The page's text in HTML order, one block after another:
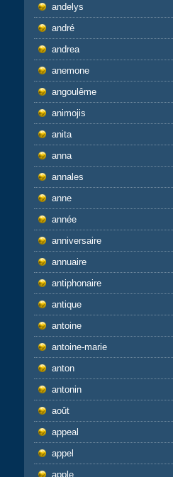
andelys
andré
andrea
anemone
angoulême
animojis
anita
anna
annales
anne
année
anniversaire
annuaire
antiphonaire
antique
antoine
antoine-marie
anton
antonin
août
appeal
appel
apple